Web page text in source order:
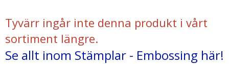
Tyvärr ingår inte denna produkt i vårt
sortiment längre.
Se allt inom Stämplar - Embossing här!